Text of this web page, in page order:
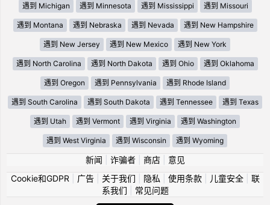
遇到 Michigan 遇到 Minnesota 遇到 Mississippi 遇到 Missouri
遇到 Montana 遇到 Nebraska 遇到 Nevada 遇到 New Hampshire
遇到 New Jersey 遇到 New Mexico 遇到 New York
遇到 North Carolina 遇到 North Dakota 遇到 Ohio 遇到 Oklahoma
遇到 Oregon 遇到 Pennsylvania 遇到 Rhode Island
遇到 South Carolina 遇到 South Dakota 遇到 Tennessee 遇到 Texas
遇到 Utah 遇到 Vermont 遇到 Virginia 遇到 Washington
遇到 West Virginia 遇到 Wisconsin 遇到 Wyoming
新闻 诈骗者| 商店| 意见
Cookie和GDPR
广告| 关于我们 隐私 使用条款| 儿童安全| 联
系我们
常见问题